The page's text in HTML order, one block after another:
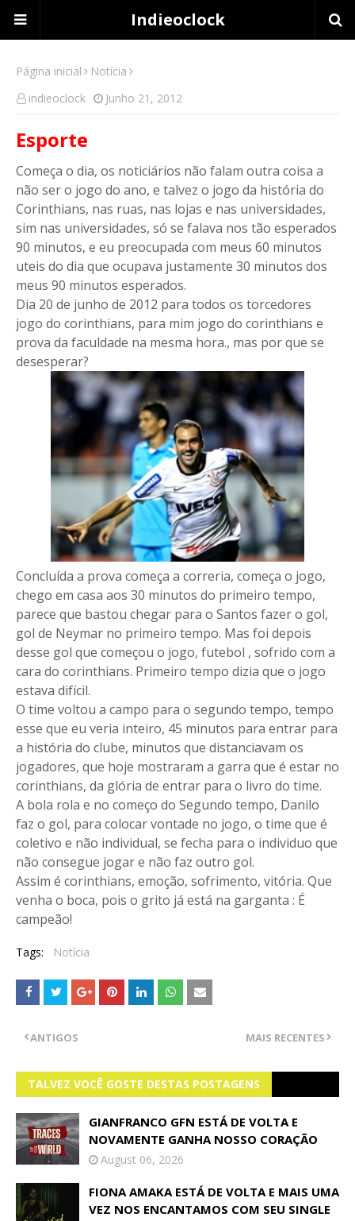
Indieoclock
Página inicial
Notícia
indieoclock
Junho 21, 2012
Esporte
Começa o dia, os noticiários não falam outra coisa a
não ser o jogo do ano, e talvez o jogo da história do
Corinthians, nas ruas, nas lojas e nas universidades,
sim nas universidades, só se falava nos tão esperados
90 minutos, e eu preocupada com meus 60 minutos
uteis do dia que ocupava justamente 30 minutos dos
meus 90 minutos esperados.
Dia 20 de junho de 2012 para todos os torcedores
jogo do corinthians, para mim jogo do corinthians e
prova da faculdade na mesma hora., mas por que se
desesperar?
Concluída a prova começa a correria, começa o jogo,
chego em casa aos 30 minutos do primeiro tempo,
parece que bastou chegar para o Santos fazer o gol,
gol de Neymar no primeiro tempo. Mas foi depois
desse gol que começou o jogo, futebol , sofrido com a
cara do corinthians. Primeiro tempo dizia que o jogo
estava difícil.
O time voltou a campo para o segundo tempo, tempo
esse que eu veria inteiro, 45 minutos para entrar para
a história do clube, minutos que distanciavam os
jogadores, que hoje mostraram a garra que é estar no
corinthians, da glória de entrar para o livro do time.
A bola rola e no começo do Segundo tempo, Danilo
faz o gol, para colocar vontade no jogo, o time que é
coletivo e não individual, se fecha para o individuo que
não consegue jogar e não faz outro gol.
Assim é corinthians, emoção, sofrimento, vitória. Que
venha o boca, pois o grito já está na garganta : É
campeão!
Tags: Notícia
MAIS RECENTES
ANTIGOS
TALVEZ VOCÊ GOSTE DESTAS POSTAGENS
GIANFRANCO GFN ESTÁ DE VOLTA E
NOVAMENTE GANHA NOSSO CORAÇÃO
August 06, 2026
FIONA AMAKA ESTÁ DE VOLTA E MAIS UMA
VEZ NOS ENCANTAMOS COM SEU SINGLE